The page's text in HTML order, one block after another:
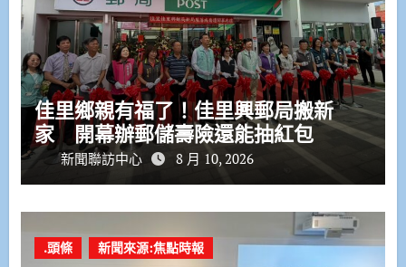
佳里鄉親有福了！佳里興郵局搬新
家 開幕辦郵儲壽險還能抽紅包
新聞聯訪中心 8 月 10, 2026
.頭條 新聞來源:焦點時報